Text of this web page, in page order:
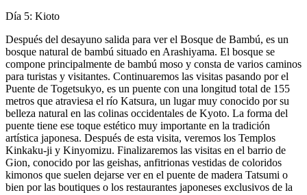
Día 5: Kioto
Después del desayuno salida para ver el Bosque de Bambú, es un
bosque natural de bambú situado en Arashiyama. El bosque se
compone principalmente de bambú moso y consta de varios caminos
para turistas y visitantes. Continuaremos las visitas pasando por el
Puente de Togetsukyo, es un puente con una longitud total de 155
metros que atraviesa el río Katsura, un lugar muy conocido por su
belleza natural en las colinas occidentales de Kyoto. La forma del
puente tiene ese toque estético muy importante en la tradición
artística japonesa. Después de esta visita, veremos los Templos
Kinkaku-ji y Kinyomizu. Finalizaremos las visitas en el barrio de
Gion, conocido por las geishas, anfitrionas vestidas de coloridos
kimonos que suelen dejarse ver en el puente de madera Tatsumi o
bien por las boutiques o los restaurantes japoneses exclusivos de la